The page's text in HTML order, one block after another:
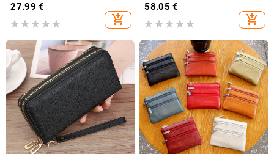
poliester, anti-theft funkcija
27.99 €
add_shopping_cart
uzorkom, višestruki pretinci za
kartice, podstava od poliestera
58.05 €
add_shopping_cart